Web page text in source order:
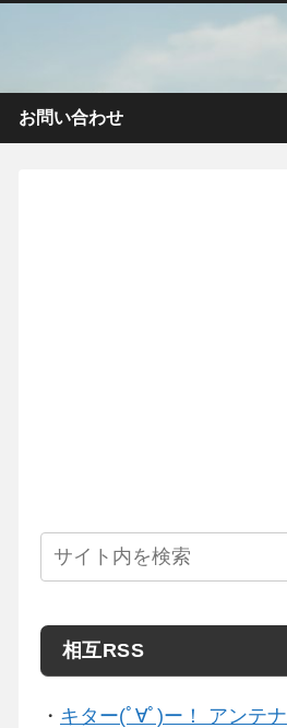
お問い合わせ
相互RSS
・ キター(ﾟ∀ﾟ)ー！ アンテナ